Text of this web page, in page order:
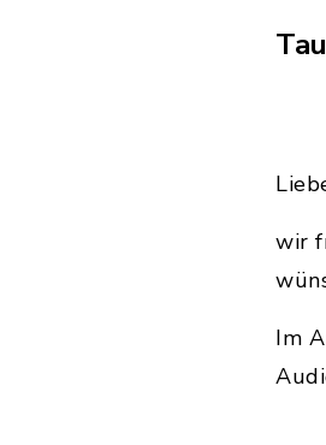
wir
Im